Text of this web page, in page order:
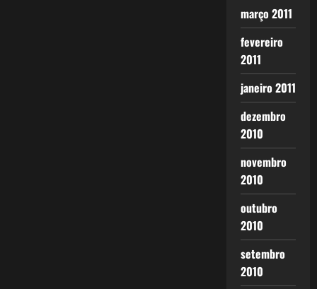
março 2011
fevereiro
2011
janeiro 2011
dezembro
2010
novembro
2010
outubro
2010
setembro
2010